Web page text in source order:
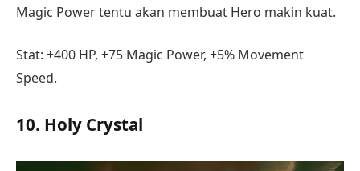
Magic Power tentu akan membuat Hero makin kuat.
Stat: +400 HP, +75 Magic Power, +5% Movement
Speed.
10. Holy Crystal